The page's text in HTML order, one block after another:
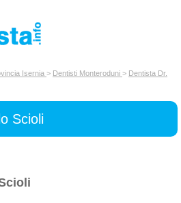
DENTISTA
Chi siamo
Isernia > Dentisti Monteroduni > Dentista Dr.
Scioli